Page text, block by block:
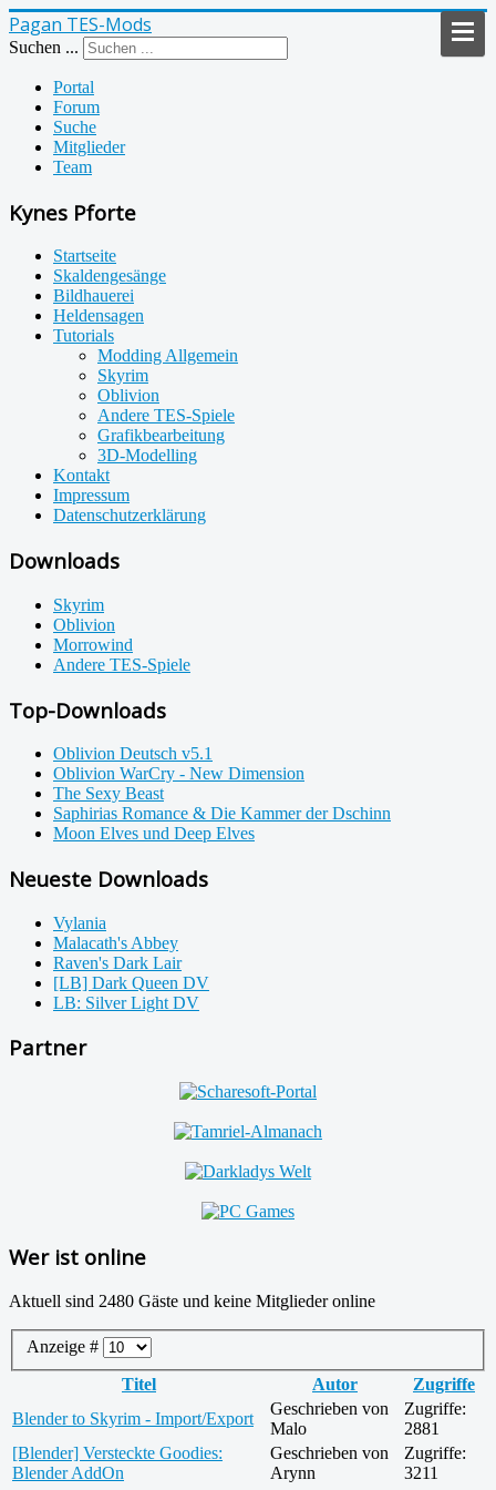
Pagan TES-Mods
Suchen ...
Portal
Forum
Suche
Mitglieder
Team
Kynes Pforte
Startseite
Skaldengesänge
Bildhauerei
Heldensagen
Tutorials
Modding Allgemein
Skyrim
Oblivion
Andere TES-Spiele
Grafikbearbeitung
3D-Modelling
Kontakt
Impressum
Datenschutzerklärung
Downloads
Skyrim
Oblivion
Morrowind
Andere TES-Spiele
Top-Downloads
Oblivion Deutsch v5.1
Oblivion WarCry - New Dimension
The Sexy Beast
Saphirias Romance & Die Kammer der Dschinn
Moon Elves und Deep Elves
Neueste Downloads
Vylania
Malacath's Abbey
Raven's Dark Lair
[LB] Dark Queen DV
LB: Silver Light DV
Partner
Wer ist online
Aktuell sind 2480 Gäste und keine Mitglieder online
Anzeige #
Titel
Autor
Zugriffe
Blender to Skyrim - Import/Export
Geschrieben von
Malo
Zugriffe:
2881
[Blender] Versteckte Goodies:
Blender AddOn
Geschrieben von
Arynn
Zugriffe:
3211